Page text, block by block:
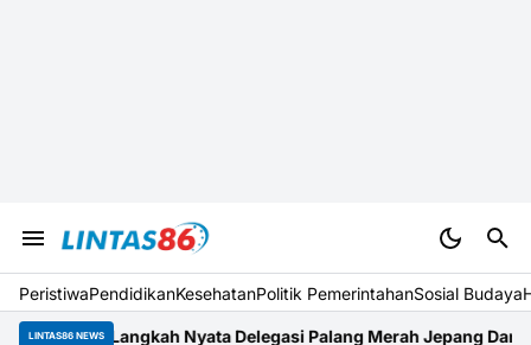
PeristiwaPendidikanKesehatanPolitik PemerintahanSosial Budaya
LINTAS86 NEWS
Langkah Nyata Delegasi Palang Merah Jepang Dampingi